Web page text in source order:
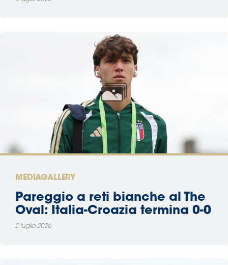
MEDIAGALLERY
Pareggio a reti bianche al The
Oval: Italia-Croazia termina 0-0
2 luglio 2026